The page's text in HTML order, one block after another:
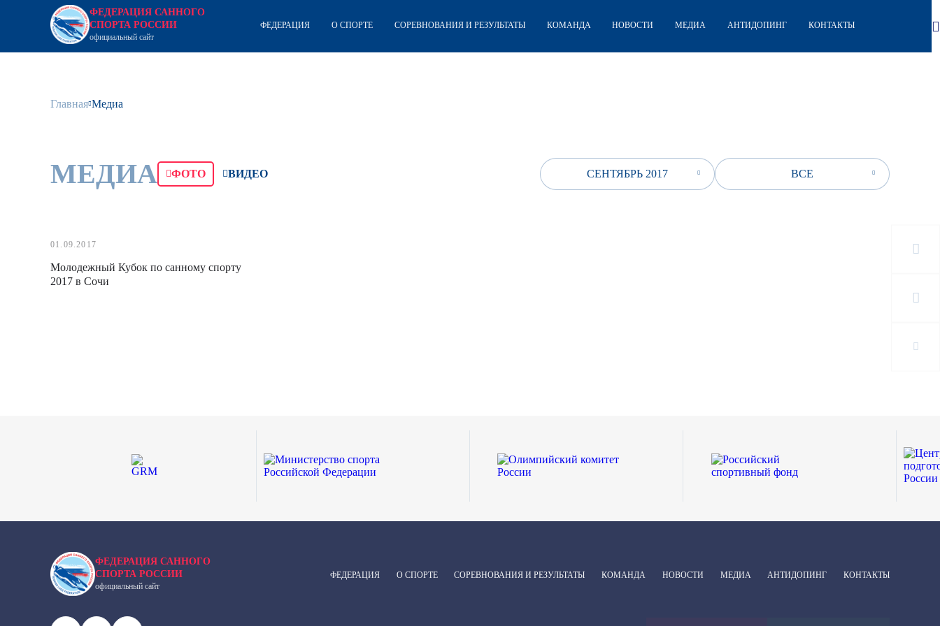
ФЕДЕРАЦИЯ САННОГО
СПОРТА РОССИИ
официальный сайт
ФЕДЕРАЦИЯ О СПОРТЕ СОРЕВНОВАНИЯ И РЕЗУЛЬТАТЫ КОМАНДА НОВОСТИ МЕДИА АНТИДОПИНГ КОНТАКТЫ
Главная Медиа
МЕДИА ФОТО ВИДЕО СЕНТЯБРЬ 2017 ВСЕ
01.09.2017
Молодежный Кубок по санному спорту
2017 в Сочи
ФЕДЕРАЦИЯ САННОГО
СПОРТА РОССИИ
официальный сайт
ФЕДЕРАЦИЯ О СПОРТЕ СОРЕВНОВАНИЯ И РЕЗУЛЬТАТЫ КОМАНДА НОВОСТИ МЕДИА АНТИДОПИНГ КОНТАКТЫ